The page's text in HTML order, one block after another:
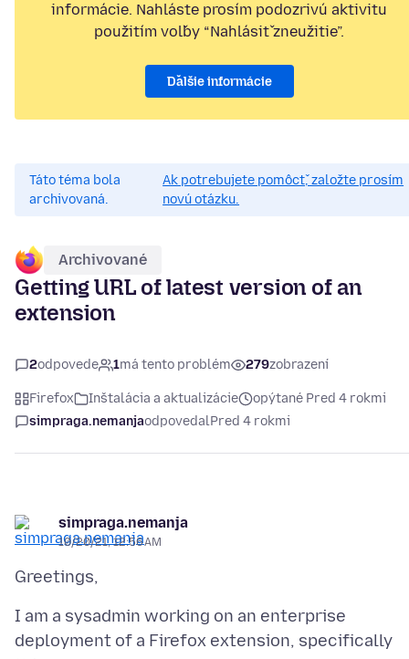
informácie. Nahláste prosím podozrivú aktivitu
použitím voľby “Nahlásiť zneužitie”.
Ďalšie informácie
Táto téma bola
archivovaná.
Ak potrebujete pomôcť, založte prosím
novú otázku.
Archivované
Getting URL of latest version of an
extension
2odpovede 1má tento problém 279zobrazení
Firefox Inštalácia a aktualizácie
opýtané Pred 4 rokmi
simpraga.nemanjaodpovedalPred 4 rokmi
simpraga.nemanja
10/20/21, 12:56 AM
I am a sysadmin working on an enterprise
deployment of a Firefox extension, specifically